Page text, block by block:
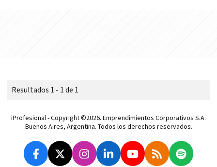
Resultados 1 - 1 de 1
iProfesional - Copyright ©2026. Emprendimientos Corporativos S.A.
Buenos Aires, Argentina. Todos los derechos reservados.